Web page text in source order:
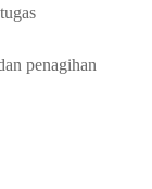
penagihan